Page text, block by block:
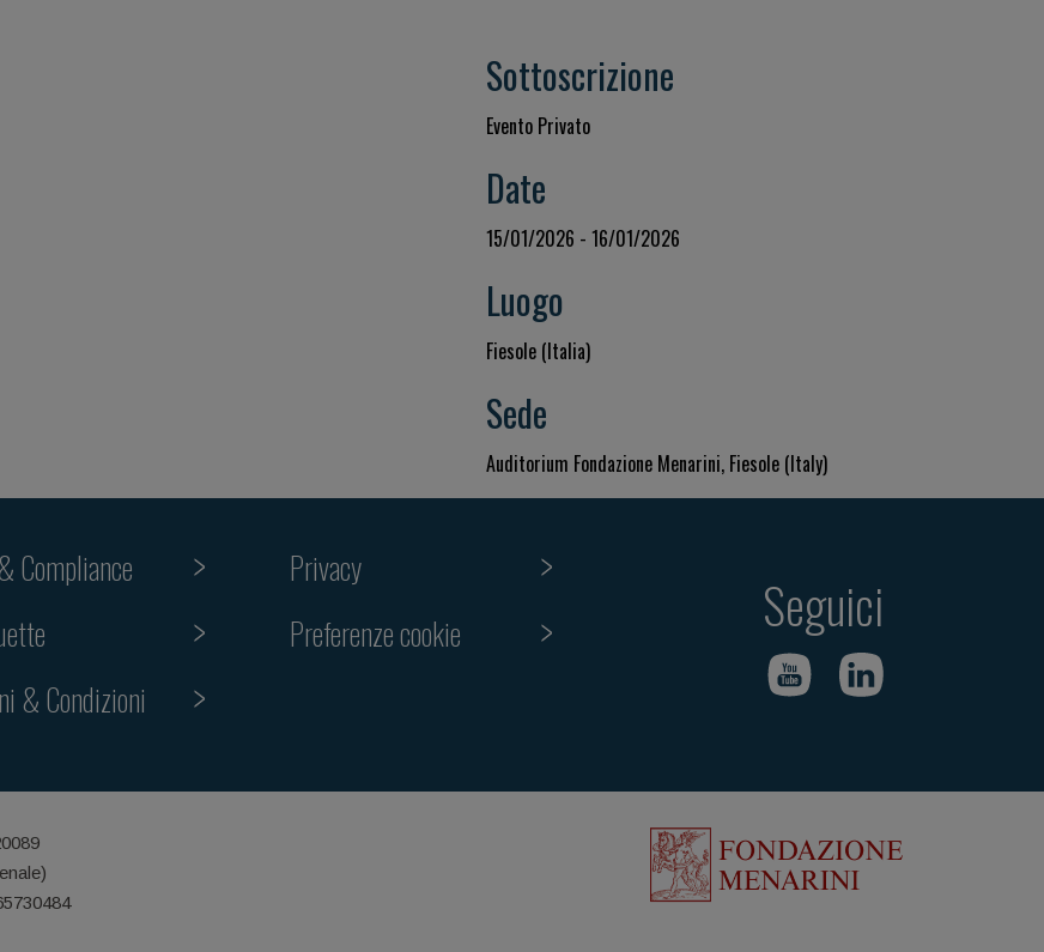
Sottoscrizione
Evento Privato
Date
15/01/2026 - 16/01/2026
Luogo
Fiesole (Italia)
Sede
Auditorium Fondazione Menarini, Fiesole (Italy)
Compliance
& Condizioni
Privacy
Preferenze cookie
Seguici